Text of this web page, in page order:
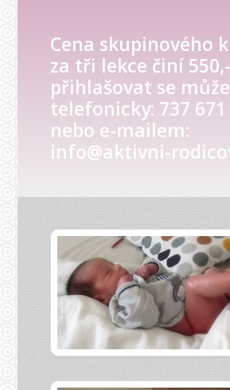
Cena skupinového
za tři lekce činí
přihlašovat se
telefonicky: 737 671
nebo e-mailem:
info@aktivni-